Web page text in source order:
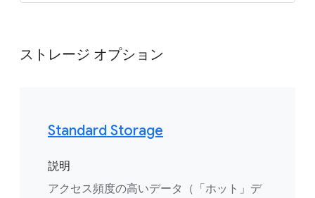
ストレージ オプション
Standard Storage
説明
アクセス頻度の高いデータ（「ホット」デ